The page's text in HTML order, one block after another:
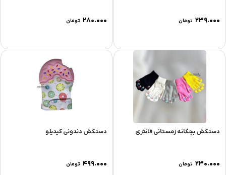
۲۳۹.۰۰۰ تومان ۲۸۰.۰۰۰ تومان
دستکش بچگانه زمستانی فانتزی
۲۳۰.۰۰۰ تومان
دستکش دندونی کیدیلو
۴۹۹.۰۰۰ تومان